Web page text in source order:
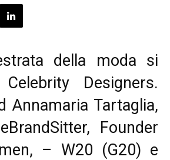
della moda si
Designers.
Annamaria Tartaglia,
Founder
– W20 (G20) e